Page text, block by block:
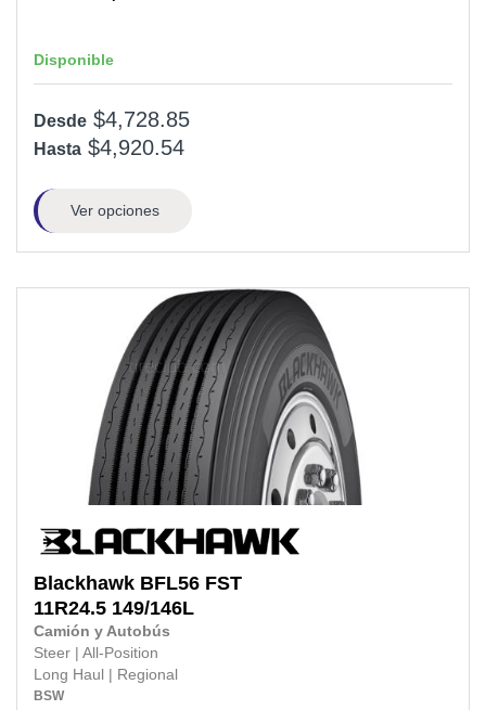
Disponible
Desde $4,728.85
Hasta $4,920.54
Ver opciones
Blackhawk BFL56 FST
11R24.5 149/146L
Camión y Autobús
Steer
All-Position
Long Haul
Regional
BSW